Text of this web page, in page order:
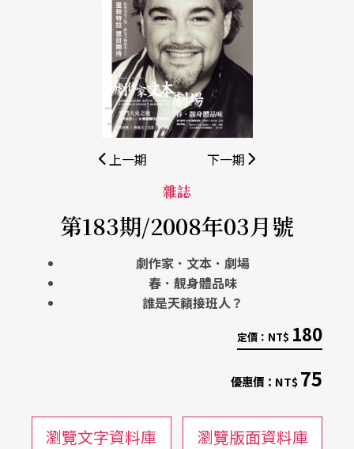
上一期 下一期
雜誌
第183期/2008年03月號
劇作家．文本．劇場
春．靚身體品味
誰是天籟接班人？
定價： NT$ 180
優惠價： NT$75
瀏覽文字資料庫 瀏覽版面資料庫